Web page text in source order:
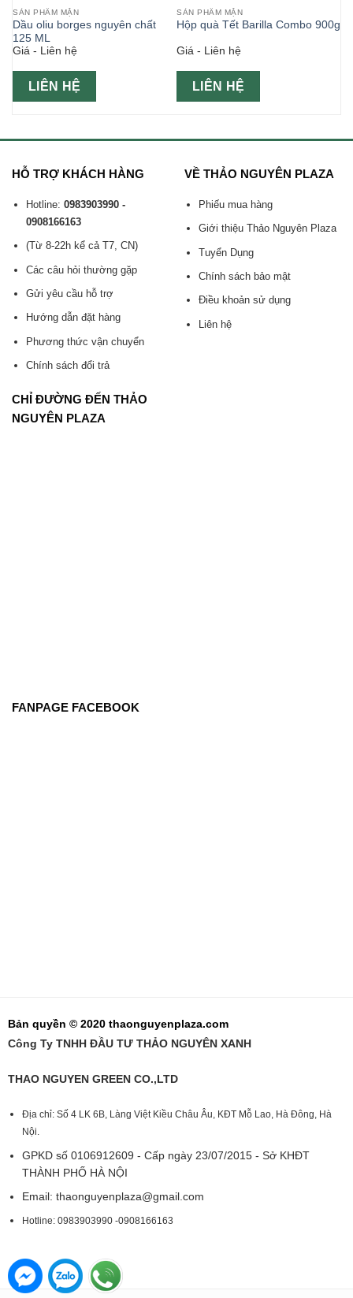
SẢN PHẨM MẶN
Dầu oliu borges nguyên chất
125 ML
Giá - Liên hệ
LIÊN HỆ
SẢN PHẨM MẶN
Hộp quà Tết Barilla Combo 900g
Giá - Liên hệ
LIÊN HỆ
HỖ TRỢ KHÁCH HÀNG
Hotline: 0983903990 -
0908166163
(Từ 8-22h kể cả T7, CN)
Các câu hỏi thường gặp
Gửi yêu cầu hỗ trợ
Hướng dẫn đặt hàng
Phương thức vận chuyển
Chính sách đổi trả
VỀ THẢO NGUYÊN PLAZA
Phiếu mua hàng
Giới thiệu Thảo Nguyên Plaza
Tuyển Dụng
Chính sách bảo mật
Điều khoản sử dụng
Liên hệ
CHỈ ĐƯỜNG ĐẾN THẢO
NGUYÊN PLAZA
FANPAGE FACEBOOK
Bản quyền © 2020 thaonguyenplaza.com
Công Ty TNHH ĐẦU TƯ THẢO NGUYÊN XANH
THAO NGUYEN GREEN CO.,LTD
Địa chỉ: Số 4 LK 6B, Làng Việt Kiều Châu Âu, KĐT Mỗ Lao, Hà Đông, Hà
Nội.
GPKD số 0106912609 - Cấp ngày 23/07/2015 - Sở KHĐT
THÀNH PHỐ HÀ NỘI
Email: thaonguyenplaza@gmail.com
Hotline: 0983903990 -0908166163